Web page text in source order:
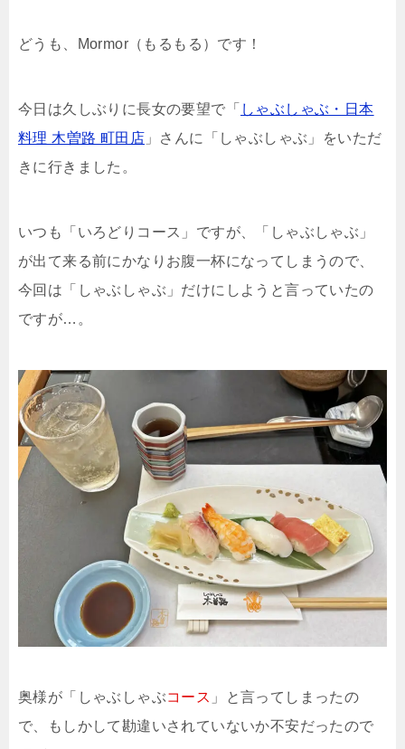
どうも、Mormor（もるもる）です！
今日は久しぶりに長女の要望で「 しゃぶしゃぶ・日本
料理 木曽路 町田店 」さんに「しゃぶしゃぶ」をいただ
きに行きました。
いつも「いろどりコース」ですが、「しゃぶしゃぶ」
が出て来る前にかなりお腹一杯になってしまうので、
今回は「しゃぶしゃぶ」だけにしようと言っていたの
ですが…。
奥様が「しゃぶしゃぶコース 」と言ってしまったの
で、もしかして勘違いされていないか不安だったので